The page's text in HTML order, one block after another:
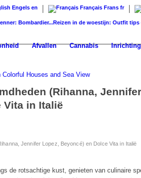
Engels en Français Frans fr
Bombardier...Reizen in de woestijn: Outfit tips en...
Afvallen Cannabis Inrichting
(Rihanna, Jennifer
Vita in Italië
Jennifer Lopez, Beyoncé) en Dolce Vita in Italië
de rotsachtige kust, genieten van culinaire